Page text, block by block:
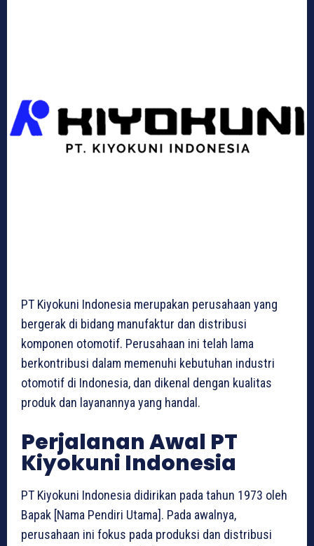
PT Kiyokuni Indonesia merupakan perusahaan yang
bergerak di bidang manufaktur dan distribusi
komponen otomotif. Perusahaan ini telah lama
berkontribusi dalam memenuhi kebutuhan industri
otomotif di Indonesia, dan dikenal dengan kualitas
produk dan layanannya yang handal.
Perjalanan Awal PT
Kiyokuni Indonesia
PT Kiyokuni Indonesia didirikan pada tahun 1973 oleh
Bapak [Nama Pendiri Utama]. Pada awalnya,
perusahaan ini fokus pada produksi dan distribusi